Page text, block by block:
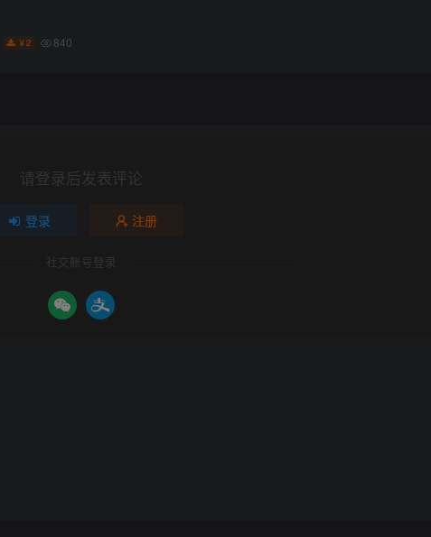
￥2 840
请登录后发表评论
登录 注册
社交账号登录